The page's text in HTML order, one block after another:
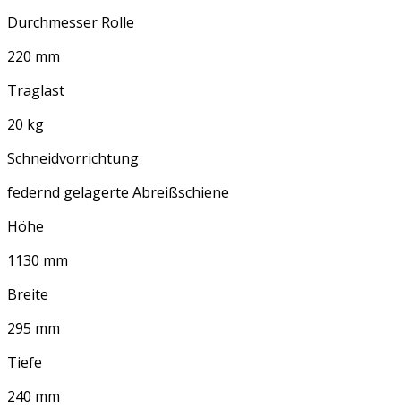
Durchmesser Rolle
220 mm
Traglast
20 kg
Schneidvorrichtung
federnd gelagerte Abreißschiene
Höhe
1130 mm
Breite
295 mm
Tiefe
240 mm